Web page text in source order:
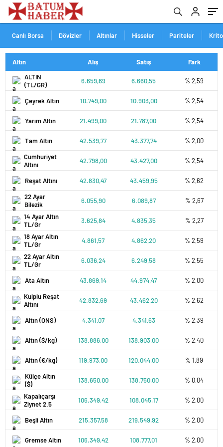
Canlı Borsa Dövizler Altınlar Hisseler Pariteler
Altın Alış Satış
Fark
ALTIN
(TL/GR)
6.659,69 6.660,55 % 2,59
Çeyrek Altın 10.749,00 10.903,00 % 2,54
Yarım Altın 21.499,00 21.787,00 % 2,54
Tam Altın 42.539,77 43.377,74
% 2,00
Cumhuriyet
Altını
42.798,00 43.427,00 % 2,54
Reşat Altını 42.830,47 43.459,95
% 2,62
22 Ayar
Bilezik
6.055,90 6.089,87
% 2,67
14 Ayar Altın
TL/Gr
3.625,84 4.835,35
% 2,27
18 Ayar Altın
TL/Gr
4.861,57 4.862,20
% 2,59
22 Ayar Altın
TL/Gr
6.036,24 6.249,58 % 2,55
Ata Altın 43.869,14 44.974,47
% 2,00
Kulplu Reşat
Altını
42.832,69 43.462,20 % 2,62
Altın (ONS) 4.341,07 4.341,63 % 2,39
Altın ($/kg) 138.886,00 138.903,00 % 2,40
Altın (€/kg) 119.973,00 120.044,00
% 1,89
Külçe Altın
($)
138.650,00 138.750,00
% 0,04
Kapalıçarşı
Ziynet 2.5
106.349,42 108.045,17 % 2,00
Beşli Altın 215.357,58 219.549,92 % 2,00
Gremse Altın 106.349,42 108.777,01 % 2,00